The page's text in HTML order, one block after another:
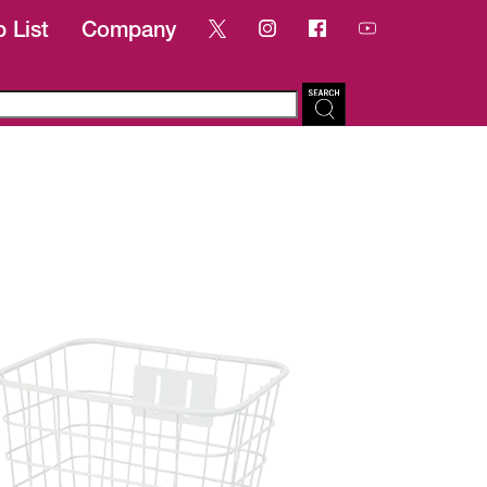
Company
List